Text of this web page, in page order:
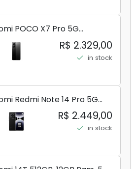
POCO X7 Pro 5G
12+512GB
R$ 2.329,00
in stock
Redmi Note 14 Pro 5G
12GB RAM 512GB ROM
]
R$ 2.449,00
in stock